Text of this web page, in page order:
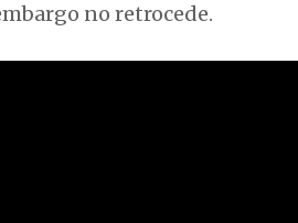
no retrocede.